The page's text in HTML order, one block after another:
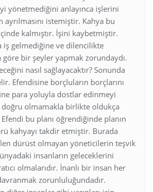
yönetmediğini anlayınca işlerini
ayrılmasını istemiştir. Kahya bu
kalmıştır. İşini kaybetmiştir.
iş gelmediğine ve dilencilikte
göre bir şeyler yapmak zorundaydı.
nasıl sağlayacaktır? Sonunda
Efendisine borçluların borçlarını
para yoluyla dostlar edinmeyi
olmamakla birlikte oldukça
Efendi bu planı öğrendiğinde planın
kahyayı takdir etmiştir. Burada
dürüst olmayan yöneticilerin teşvik
insanların geleceklerini
olmalarıdır. İnanlı bir insan her
zorunluluğundadır.